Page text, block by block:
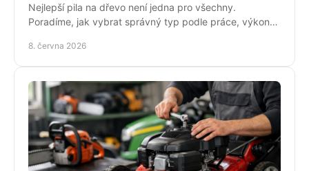
Nejlepší pila na dřevo není jedna pro všechny.
Poradíme, jak vybrat správný typ podle práce, výkonu,
8. června 2026